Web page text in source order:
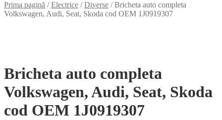
Prima pagină /Electrice /Diverse /Bricheta auto completa
Volkswagen, Audi, Seat, Skoda cod OEM 1J0919307
Bricheta auto completa
Volkswagen, Audi, Seat, Skoda
cod OEM 1J0919307